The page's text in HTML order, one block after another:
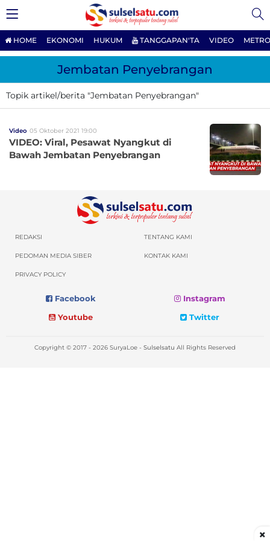
HOME EKONOMI HUKUM TANGGAPAN'TA VIDEO
Jembatan Penyebrangan
Topik artikel/berita "Jembatan Penyebrangan"
Video 05 Oktober 2021 19:00
VIDEO: Viral, Pesawat Nyangkut di
Bawah Jembatan Penyebrangan
REDAKSI TENTANG KAMI
PEDOMAN MEDIA SIBER KONTAK KAMI
PRIVACY POLICY
Facebook
Instagram
Youtube
Twitter
Copyright © 2017 - 2026 SuryaLoe - Sulselsatu All Rights Reserved
×